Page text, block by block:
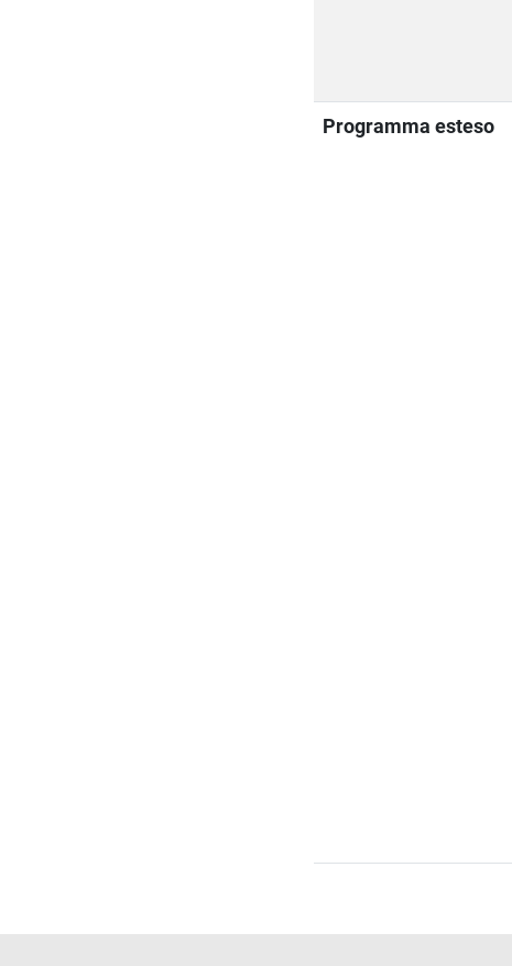
Programma esteso